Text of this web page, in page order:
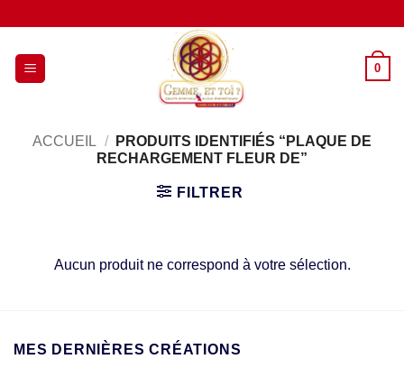
contenu
0
ACCUEIL /
PRODUITS IDENTIFIÉS “PLAQUE DE
RECHARGEMENT FLEUR DE”
FILTRER
Aucun produit ne correspond à votre sélection.
MES DERNIÈRES CRÉATIONS